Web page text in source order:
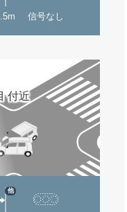
信号なし
付近
他